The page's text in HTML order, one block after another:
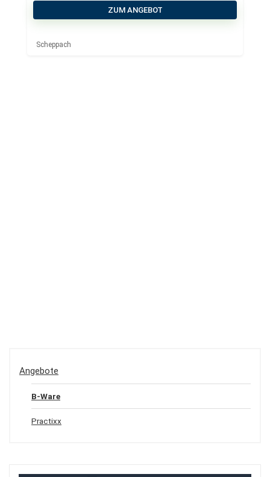
ZUM ANGEBOT
Scheppach
Angebote
B-Ware
Practixx